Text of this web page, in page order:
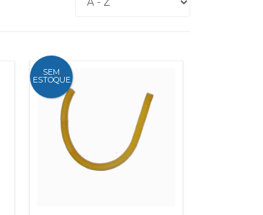
SEM
ESTOQUE